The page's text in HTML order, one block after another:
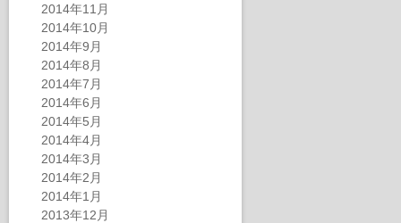
2014年11月
2014年10月
2014年9月
2014年8月
2014年7月
2014年6月
2014年5月
2014年4月
2014年3月
2014年2月
2014年1月
2013年12月